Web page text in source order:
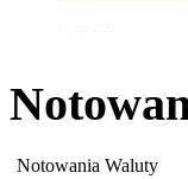
Notowania Waluty